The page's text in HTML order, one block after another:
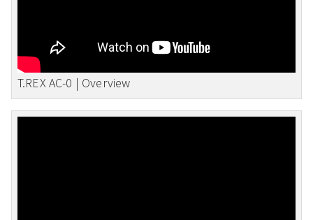
T.REX AC-0 | Overview